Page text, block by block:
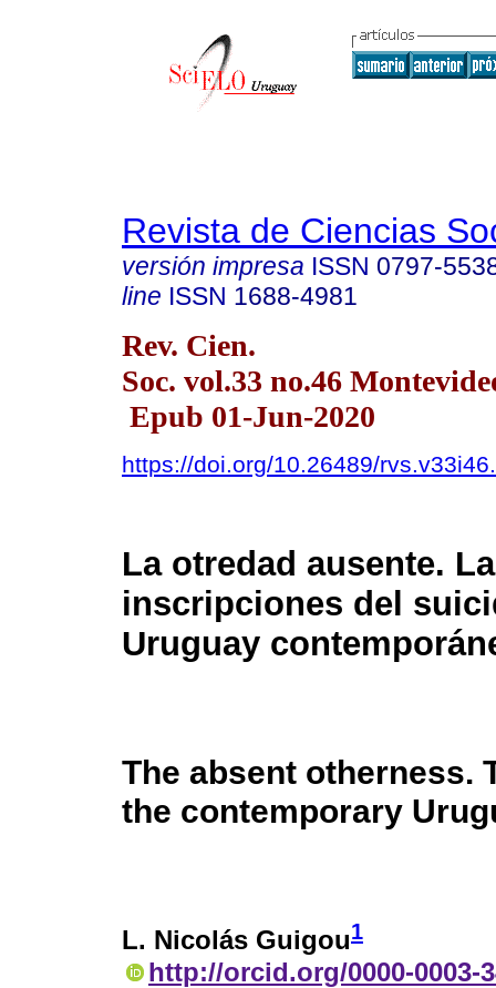
Revista de Ciencias
versión impresa ISSN 0797-
line ISSN 1688-4981
Rev. Cien.
Soc. vol.33 no.46
Epub 01-Jun-2020
https://doi.org/10.26489/
La otredad ausente.
inscripciones del
Uruguay
The absent otherness.
the contemporary
L. Nicolás Guigou1
http://orcid.org/0000-0003-